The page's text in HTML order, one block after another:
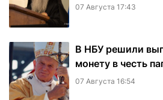
07 Августа 17:43
В НБУ решили
монету в честь
07 Августа 16:54